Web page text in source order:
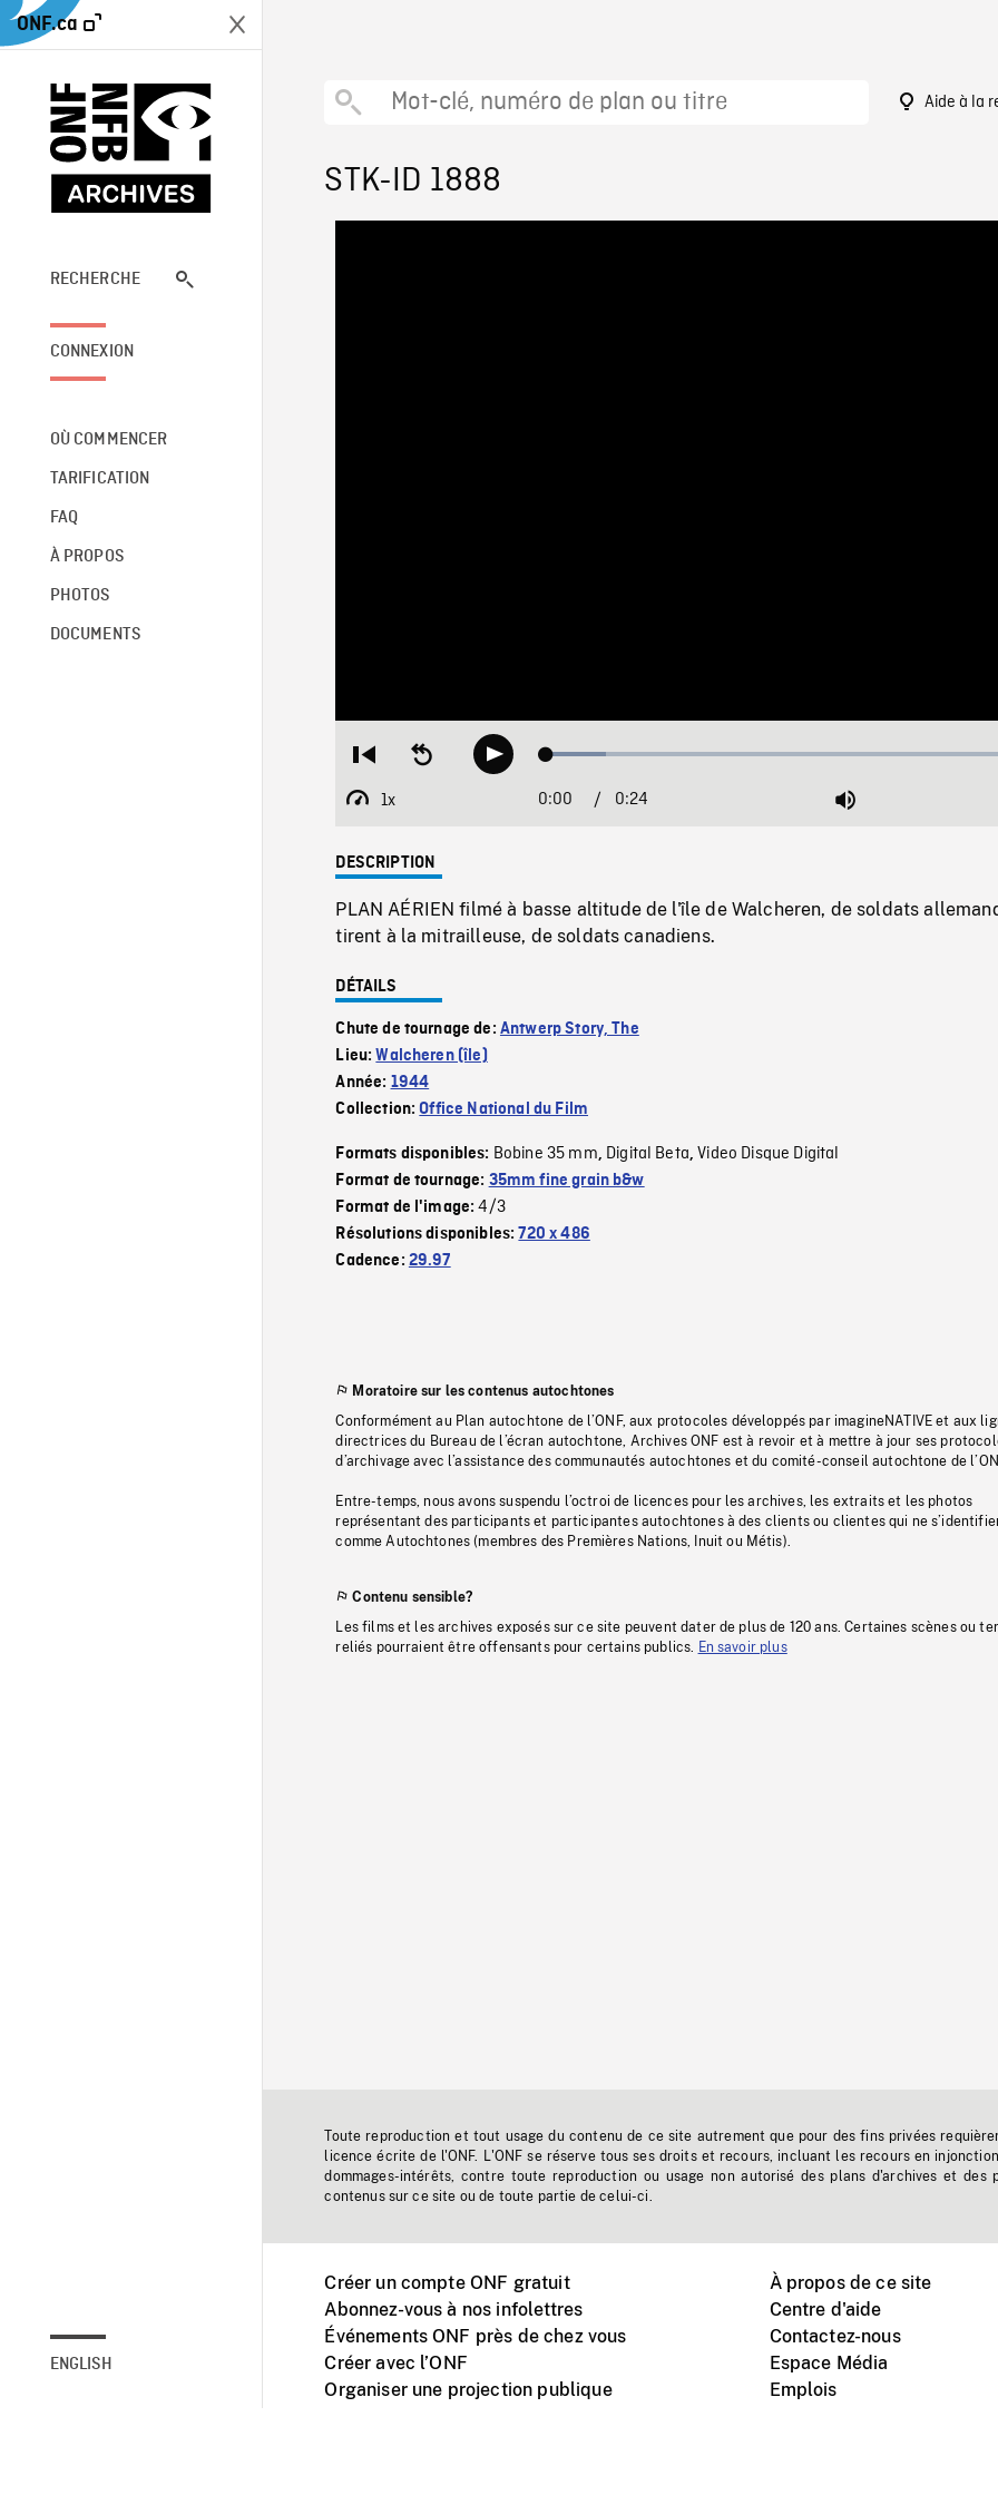
ONF.ca
RECHERCHE
CONNEXION
OÙ COMMENCER
TARIFICATION
FAQ
À PROPOS
PHOTOS
DOCUMENTS
ENGLISH
Aide à la
STK-ID 1888
Restart
beginning
Seek
backwardPlay Loaded:
1x
Playback
Current
0:00 / Duration
0:24 Mute
DESCRIPTION
PLAN AÉRIEN filmé à basse altitude de l'île de Walcheren, de soldats
tirent à la mitrailleuse, de soldats canadiens.
DÉTAILS
Chute de tournage de: Antwerp Story, The
Lieu:Walcheren (île)
Année: 1944
Collection:Office National du Film
Formats disponibles: Bobine 35 mm, Digital Beta,Video Disque Digital
Format de tournage: 35mm fine grain b&w
Format de l'image:4/3
Résolutions disponibles:720 x 486
Cadence: 29.97
Moratoire sur les contenus autochtones
Conformément au Plan autochtone de l’ONF, aux protocoles développés par imagineNATIVE et aux
directrices du Bureau de l’écran autochtone, Archives ONF est à revoir et à mettre à jour ses
d’archivage avec l’assistance des communautés autochtones et du comité-conseil autochtone de
Entre-temps, nous avons suspendu l’octroi de licences pour les archives, les extraits et les photos
représentant des participants et participantes autochtones à des clients ou clientes qui ne
comme Autochtones (membres des Premières Nations, Inuit ou Métis).
Contenu sensible?
Les films et les archives exposés sur ce site peuvent dater de plus de 120 ans. Certaines scènes ou
reliés pourraient être offensants pour certains publics.
En savoir plus
Toute reproduction et tout usage du contenu de ce site autrement que pour des fins privées
licence écrite de l'ONF. L'ONF se réserve tous ses droits et recours, incluant les recours en
dommages-intérêts, contre toute reproduction ou usage non autorisé des plans d'archives et des
contenus sur ce site ou de toute partie de celui-ci.
Créer un compte ONF gratuit
Abonnez-vous à nos infolettres
Événements ONF près de chez vous
Créer avec l’ONF
Organiser une projection publique
À propos de ce site
Centre d'aide
Contactez-nous
Espace Média
Emplois